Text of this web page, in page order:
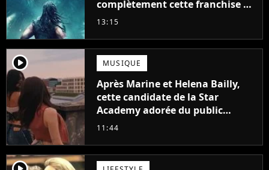
complètement cette franchise de
science-fiction vieille de 40 ans
13:15
player2 MUSIQUE
Après Marine et Helena Bailly,
cette candidate de la Star
Academy adorée du public
annonce son premier album,
11:44